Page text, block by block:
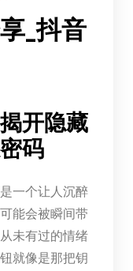
_抖音
开隐藏
码
一个让人沉醉
能会被瞬间带
未有过的情绪
就像是那把钥